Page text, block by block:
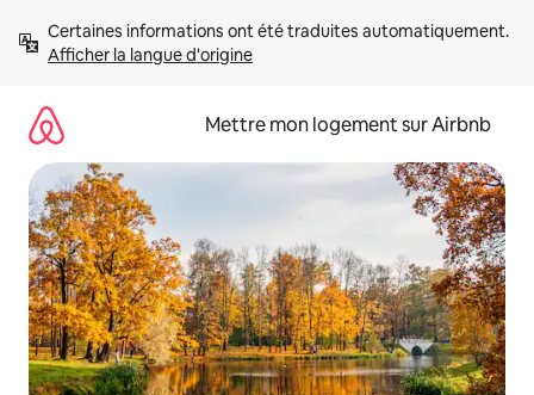
directement
Afficher la langue d'origine
Mettre mon logement sur Airbnb